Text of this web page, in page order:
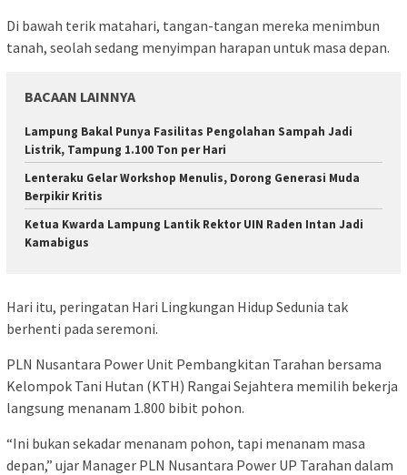
Di bawah terik matahari, tangan-tangan mereka menimbun
tanah, seolah sedang menyimpan harapan untuk masa depan.
BACAAN LAINNYA
Lampung Bakal Punya Fasilitas Pengolahan Sampah Jadi
Listrik, Tampung 1.100 Ton per Hari
Lenteraku Gelar Workshop Menulis, Dorong Generasi Muda
Berpikir Kritis
Ketua Kwarda Lampung Lantik Rektor UIN Raden Intan Jadi
Kamabigus
Hari itu, peringatan Hari Lingkungan Hidup Sedunia tak
berhenti pada seremoni.
PLN Nusantara Power Unit Pembangkitan Tarahan bersama
Kelompok Tani Hutan (KTH) Rangai Sejahtera memilih bekerja
langsung menanam 1.800 bibit pohon.
“Ini bukan sekadar menanam pohon, tapi menanam masa
depan,” ujar Manager PLN Nusantara Power UP Tarahan dalam